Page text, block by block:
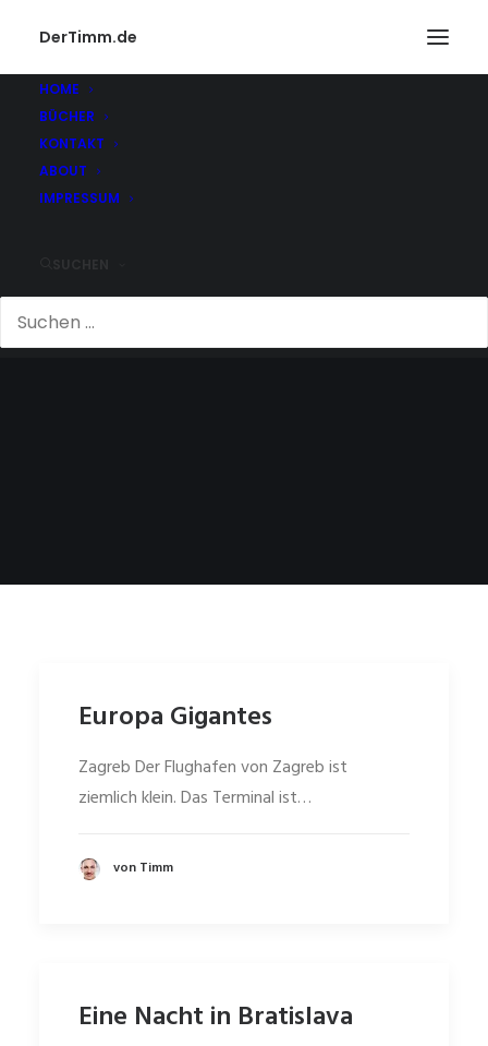
DerTimm.de
HOME
BÜCHER
KONTAKT
ABOUT
IMPRESSUM
Europa Gigantes
Zagreb Der Flughafen von Zagreb ist
ziemlich klein. Das Terminal ist…
von Timm
Eine Nacht in Bratislava